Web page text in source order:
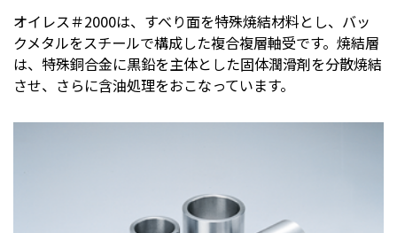
サステナビリティ
株主・投資家情報
お問い合わせ
オイレス＃2000は、すべり面を特殊焼結材料とし、バッ
クメタルをスチールで構成した複合複層軸受です。焼結層
は、特殊銅合金に黒鉛を主体とした固体潤滑剤を分散焼結
させ、さらに含油処理をおこなっています。